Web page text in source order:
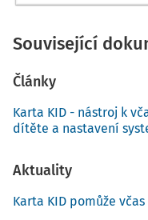
Související
Články
Karta KID - nástroj k
dítěte a nastavení
Aktuality
Karta KID pomůže